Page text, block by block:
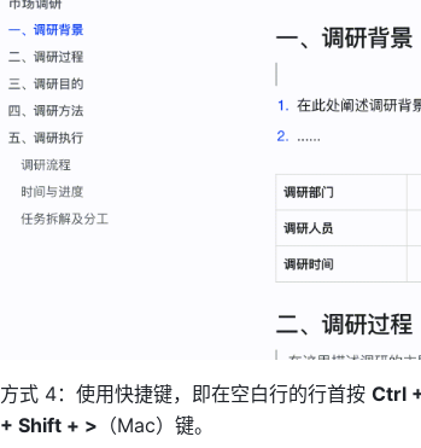
方式 4：使用快捷键，即在空白行的行首按 Ctrl
+ Shift + > （Mac）键。